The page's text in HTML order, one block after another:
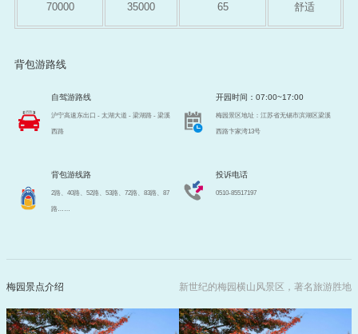
70000 35000 65 舒适
背包游路线
自驾游路线
沪宁高速东出口 - 太湖大道 - 梁湖路 - 梁溪
西路
开园时间：07:00~17:00
梅园景区地址：江苏省无锡市滨湖区梁溪
西路卞家湾13号
背包游线路
2路、40路、52路、53路、72路、83路、87
路……
投诉电话
0510-85517197
梅园景点介绍 新世纪的梅园横山风景区，著名旅游胜地